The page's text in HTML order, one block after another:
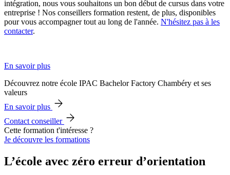
intégration, nous vous souhaitons un bon début de cursus dans votre
entreprise ! Nos conseillers formation restent, de plus, disponibles
pour vous accompagner tout au long de l'année. N'hésitez pas à les
contacter.
En savoir plus
Découvrez notre école IPAC Bachelor Factory Chambéry et ses
valeurs
En savoir plus
Contact conseiller
Cette formation t'intéresse ?
Je découvre les formations
L’école avec zéro erreur d’orientation